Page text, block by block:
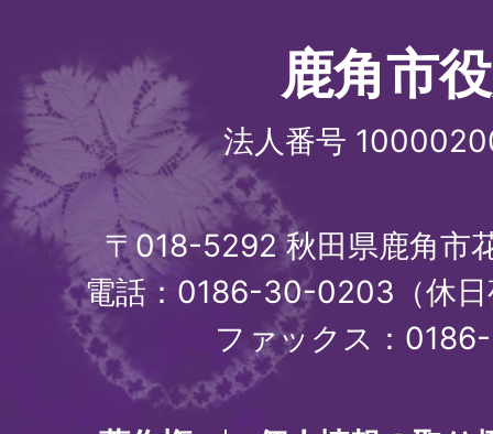
鹿角市
法人番号
〒018-5292 秋田県鹿角市
電話：0186-30-0203（休
ファックス：